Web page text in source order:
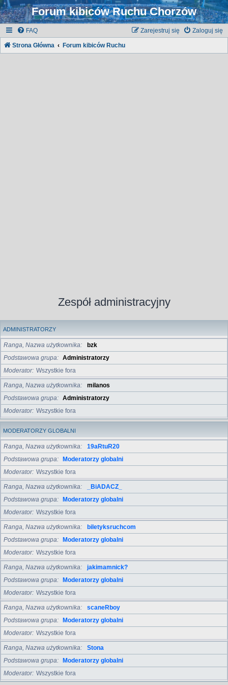
Forum kibiców Ruchu Chorzów
FAQ Zaloguj się
Zarejestruj się
Strona Główna Forum kibiców Ruchu
Zespół administracyjny
ADMINISTRATORZY
Ranga, Nazwa użytkownika
bzk
Podstawowa grupa
Administratorzy
Moderator Wszystkie fora
Ranga, Nazwa użytkownika
milanos
Podstawowa grupa
Administratorzy
Moderator Wszystkie fora
MODERATORZY GLOBALNI
Ranga, Nazwa użytkownika
19aRtuR20
Podstawowa grupa
Moderatorzy globalni
Moderator Wszystkie fora
Ranga, Nazwa użytkownika
_BiADACZ_
Podstawowa grupa
Moderatorzy globalni
Moderator Wszystkie fora
Ranga, Nazwa użytkownika
biletyksruchcom
Podstawowa grupa
Moderatorzy globalni
Moderator Wszystkie fora
Ranga, Nazwa użytkownika
jakimamnick?
Podstawowa grupa
Moderatorzy globalni
Moderator Wszystkie fora
Ranga, Nazwa użytkownika
scaneRboy
Podstawowa grupa
Moderatorzy globalni
Moderator Wszystkie fora
Ranga, Nazwa użytkownika
Stona
Podstawowa grupa
Moderatorzy globalni
Moderator Wszystkie fora